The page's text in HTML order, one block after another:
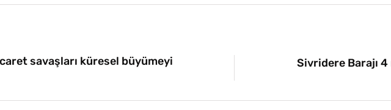
savaşları küresel büyümeyi
Sivridere Barajı